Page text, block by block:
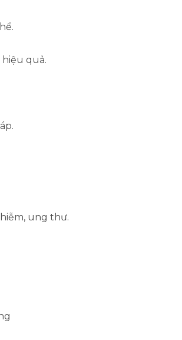
quả.
ung thư.